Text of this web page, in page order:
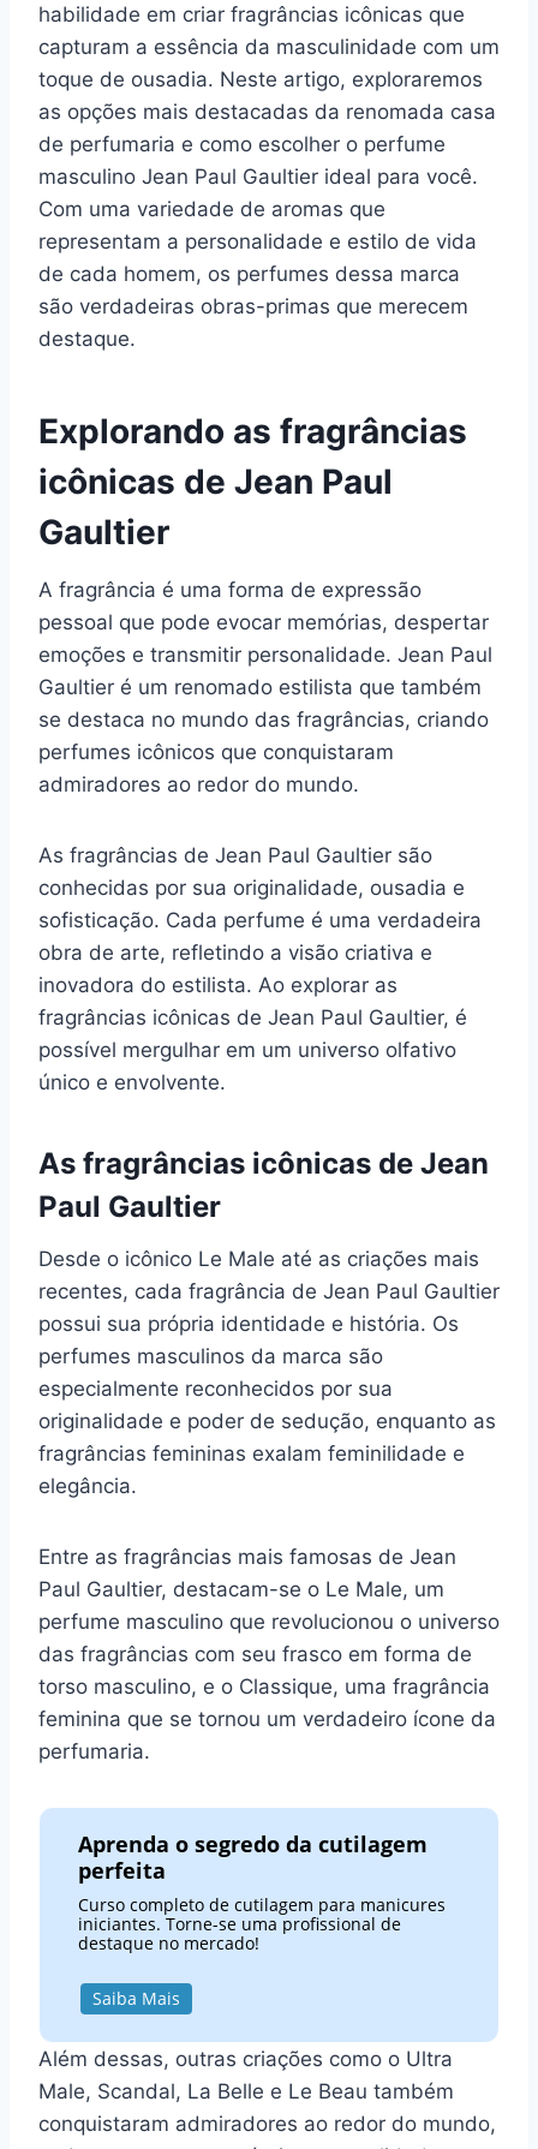
habilidade em criar fragrâncias icônicas que
capturam a essência da masculinidade com um
toque de ousadia. Neste artigo, exploraremos
as opções mais destacadas da renomada casa
de perfumaria e como escolher o perfume
masculino Jean Paul Gaultier ideal para você.
Com uma variedade de aromas que
representam a personalidade e estilo de vida
de cada homem, os perfumes dessa marca
são verdadeiras obras-primas que merecem
destaque.
Explorando as fragrâncias
icônicas de Jean Paul
Gaultier
A fragrância é uma forma de expressão
pessoal que pode evocar memórias, despertar
emoções e transmitir personalidade. Jean Paul
Gaultier é um renomado estilista que também
se destaca no mundo das fragrâncias, criando
perfumes icônicos que conquistaram
admiradores ao redor do mundo.
As fragrâncias de Jean Paul Gaultier são
conhecidas por sua originalidade, ousadia e
sofisticação. Cada perfume é uma verdadeira
obra de arte, refletindo a visão criativa e
inovadora do estilista. Ao explorar as
fragrâncias icônicas de Jean Paul Gaultier, é
possível mergulhar em um universo olfativo
único e envolvente.
As fragrâncias icônicas de Jean
Paul Gaultier
Desde o icônico Le Male até as criações mais
recentes, cada fragrância de Jean Paul Gaultier
possui sua própria identidade e história. Os
perfumes masculinos da marca são
especialmente reconhecidos por sua
originalidade e poder de sedução, enquanto as
fragrâncias femininas exalam feminilidade e
elegância.
Entre as fragrâncias mais famosas de Jean
Paul Gaultier, destacam-se o Le Male, um
perfume masculino que revolucionou o universo
das fragrâncias com seu frasco em forma de
torso masculino, e o Classique, uma fragrância
feminina que se tornou um verdadeiro ícone da
perfumaria.
Aprenda o segredo da cutilagem
perfeita
Curso completo de cutilagem para manicures
iniciantes. Torne-se uma profissional de
destaque no mercado!
Saiba Mais
Além dessas, outras criações como o Ultra
Male, Scandal, La Belle e Le Beau também
conquistaram admiradores ao redor do mundo,